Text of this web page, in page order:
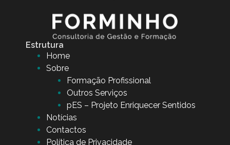
Estrutura
Home
Sobre
Formação Profissional
Outros Serviços
pES – Projeto Enriquecer Sentidos
Notícias
Contactos
Política de Privacidade